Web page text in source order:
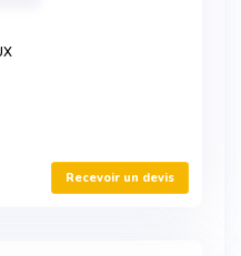
Recevoir un devis